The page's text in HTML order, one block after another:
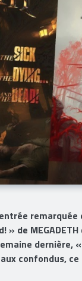
remarquée
de
dernière, «